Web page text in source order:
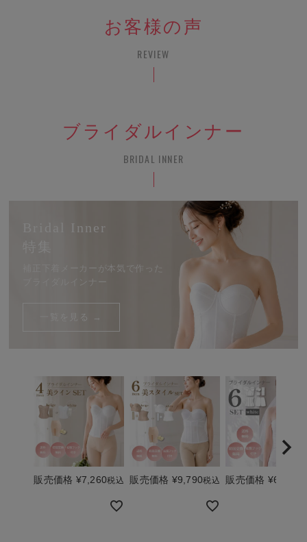
お客様の声
REVIEW
ブライダルインナー
BRIDAL INNER
Bridal Inner
補正下着メーカーが本気で作った
ブライダルインナー
一覧を見る →
販売価格 ¥7,260税込 販売価格 ¥9,790税込 販売価格 ¥6,385